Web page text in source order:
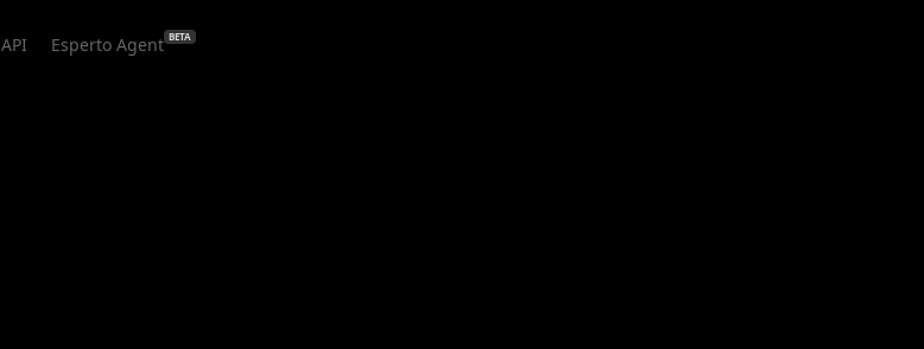
API Esperto Agent BETA